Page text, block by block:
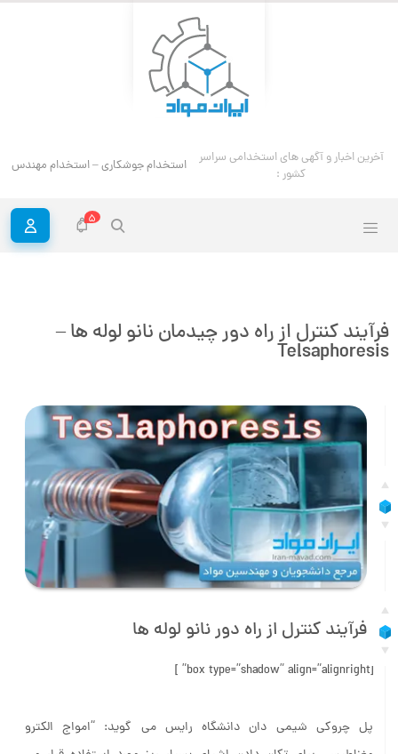
آخرین اخبار و آگهی های استخدامی سراسر کشور : استخدام مهندس خوردگی و حفاظ
فرآیند کنترل از راه دور چیدمان نانو لوله ها –
Telsaphoresis
فرآیند کنترل از راه دور نانو لوله ها
مغناطیسی برای تکان دادن اشیای بسیار ریز مورد استفاده قرار می